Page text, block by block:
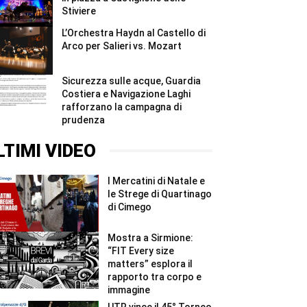
Stiviere
L’Orchestra Haydn al Castello di
Arco per Salieri vs. Mozart
Sicurezza sulle acque, Guardia
Costiera e Navigazione Laghi
rafforzano la campagna di
prudenza
VIDEO
I Mercatini di Natale e
le Strege di Quartinago
di Cimego
Mostra a Sirmione:
“FIT Every size
matters” esplora il
rapporto tra corpo e
immagine